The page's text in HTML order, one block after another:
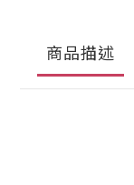
商品描述